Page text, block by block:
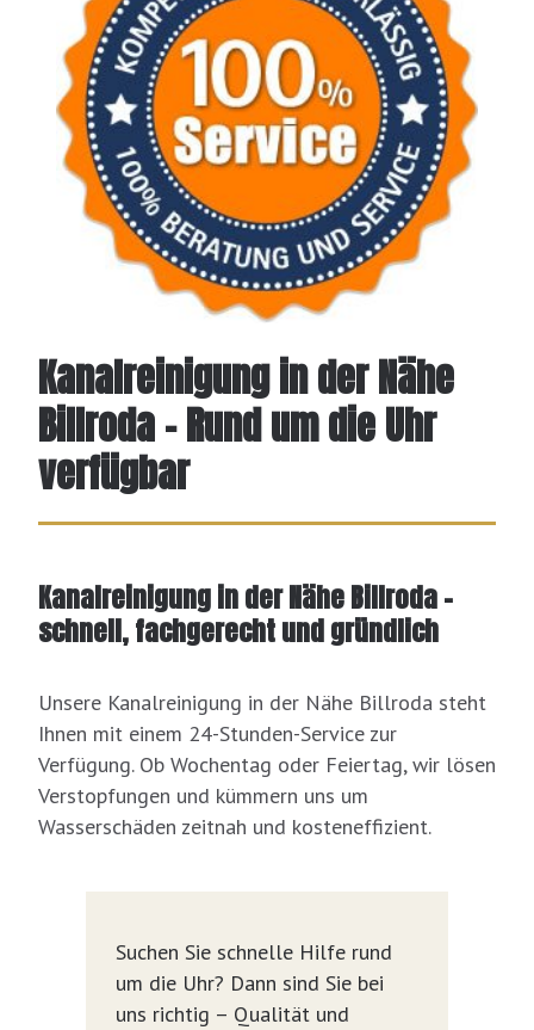
Kanalreinigung in der Nähe
Billroda - Rund um die Uhr
verfügbar
Kanalreinigung in der Nähe Billroda –
schnell, fachgerecht und gründlich
Unsere Kanalreinigung in der Nähe Billroda steht
Ihnen mit einem 24-Stunden-Service zur
Verfügung. Ob Wochentag oder Feiertag, wir lösen
Verstopfungen und kümmern uns um
Wasserschäden zeitnah und kosteneffizient.
Suchen Sie schnelle Hilfe rund
um die Uhr? Dann sind Sie bei
uns richtig – Qualität und